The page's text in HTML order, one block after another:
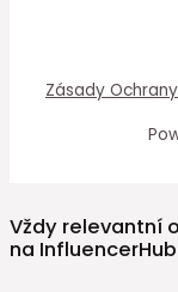
Zásady
Vždy relevantní
na